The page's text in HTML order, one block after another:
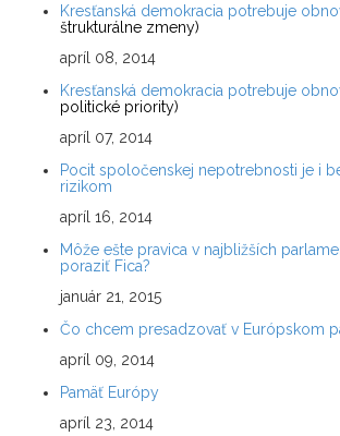
Kresťanská demokracia potrebuje
štrukturálne zmeny)
apríl 08, 2014
Kresťanská demokracia potrebuje
politické priority)
apríl 07, 2014
Pocit spoločenskej nepotrebnosti je i
rizikom
apríl 16, 2014
Môže ešte pravica v najbližších
poraziť Fica?
január 21, 2015
Čo chcem presadzovať v Európskom
apríl 09, 2014
Pamäť Európy
apríl 23, 2014